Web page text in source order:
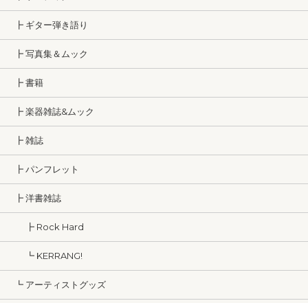
┣ ギター弾き語り
┣ 写真集＆ムック
┣ 書籍
┣ 楽器雑誌&ムック
┣ 雑誌
┣ パンフレット
┣ 洋書雑誌
┣ Rock Hard
┗ KERRANG!
┗ アーティストグッズ